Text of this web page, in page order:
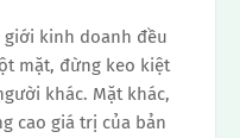
giới kinh doanh đều
mặt, đừng keo kiệt
khác. Mặt khác,
cao giá trị của bản